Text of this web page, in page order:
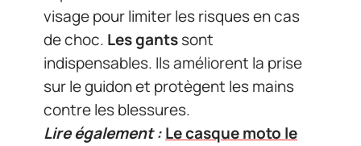
visage pour limiter les risques en cas
de choc. Les gantssont
indispensables. Ils améliorent la prise
sur le guidon et protègent les mains
contre les blessures.
Lire également :Le casque moto le